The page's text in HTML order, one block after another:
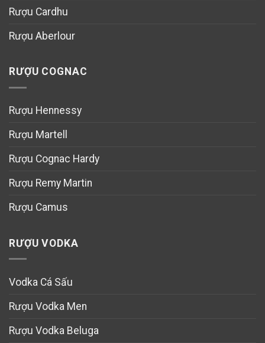
Rượu Cardhu
Rượu Aberlour
RƯỢU COGNAC
Rượu Hennessy
Rượu Martell
Rượu Cognac Hardy
Rượu Remy Martin
Rượu Camus
RƯỢU VODKA
Vodka Cá Sấu
Rượu Vodka Men
Rượu Vodka Beluga